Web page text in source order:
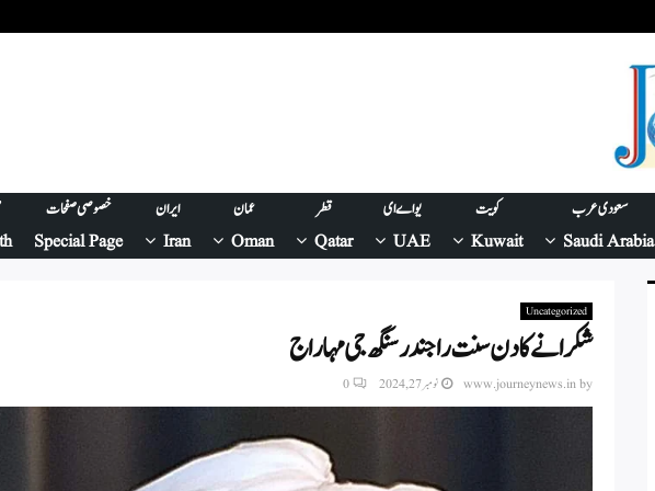
سعودی عرب
Saudi Arabia
کویت
Kuwait
یو اے ای
UAE
قطر
Qatar
عمان
Oman
ایران
Iran
خصوصی صفحات
Special Page
Uncategorized
شکرانے کا دن سنت راجندر سنگھ جی مہاراج
by
www.journeynews.in نومبر 27, 2024 0